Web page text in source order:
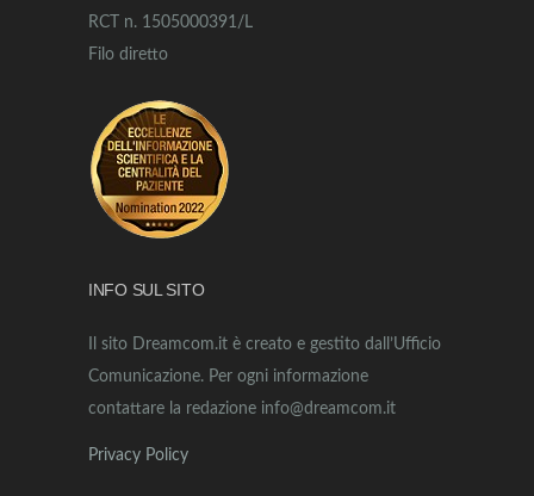
RCT n. 1505000391/L
Filo diretto
INFO SUL SITO
Il sito Dreamcom.it è creato e gestito dall’Ufficio
Comunicazione. Per ogni informazione
contattare la redazione info@dreamcom.it
Privacy Policy